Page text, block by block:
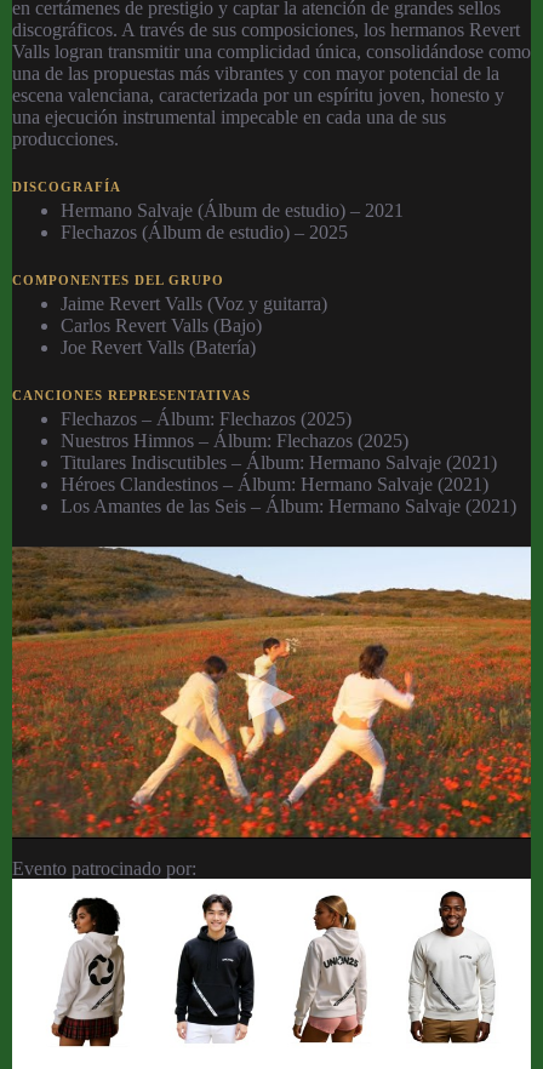
en certámenes de prestigio y captar la atención de grandes sellos
discográficos. A través de sus composiciones, los hermanos Revert
Valls logran transmitir una complicidad única, consolidándose como
una de las propuestas más vibrantes y con mayor potencial de la
escena valenciana, caracterizada por un espíritu joven, honesto y
una ejecución instrumental impecable en cada una de sus
producciones.
DISCOGRAFÍA
Hermano Salvaje (Álbum de estudio) – 2021
Flechazos (Álbum de estudio) – 2025
COMPONENTES DEL GRUPO
Jaime Revert Valls (Voz y guitarra)
Carlos Revert Valls (Bajo)
Joe Revert Valls (Batería)
CANCIONES REPRESENTATIVAS
Flechazos – Álbum: Flechazos (2025)
Nuestros Himnos – Álbum: Flechazos (2025)
Titulares Indiscutibles – Álbum: Hermano Salvaje (2021)
Héroes Clandestinos – Álbum: Hermano Salvaje (2021)
Los Amantes de las Seis – Álbum: Hermano Salvaje (2021)
Evento patrocinado por: